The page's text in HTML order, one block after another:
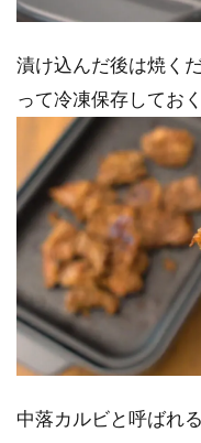
漬け込んだ後は焼く
って冷凍保存してお
中落カルビと呼ばれ